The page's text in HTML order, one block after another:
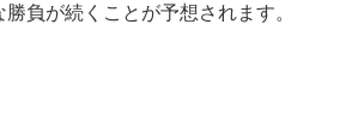
負が続くことが予想されます。